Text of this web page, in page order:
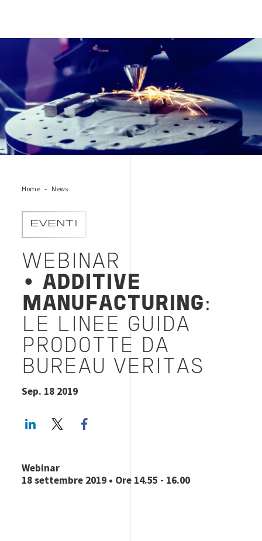
additive-manufacturing
Home News
EVENTI
WEBINAR
• ADDITIVE
MANUFACTURING:
LE LINEE GUIDA
PRODOTTE DA
BUREAU VERITAS
Sep. 18 2019
LinkedInTwitter
Webinar
18 settembre 2019 • Ore 14.55 - 16.00